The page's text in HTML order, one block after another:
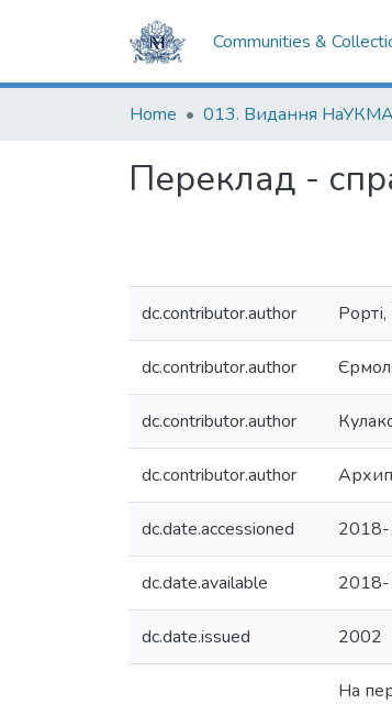
Communities &
Home 013. Видання НаУКМА
Переклад -
dc.contributor.author
dc.contributor.author
dc.contributor.author
dc.contributor.author
dc.date.accessioned
dc.date.available
dc.date.issued 2002
На